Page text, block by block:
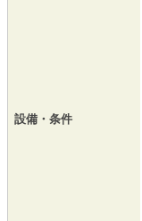
設備・条件